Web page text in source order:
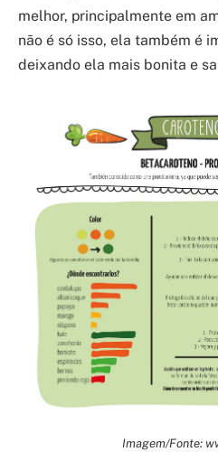
melhor, principalmente em
não é só isso, ela também é
deixando ela mais bonita e
Imagem/Fonte: